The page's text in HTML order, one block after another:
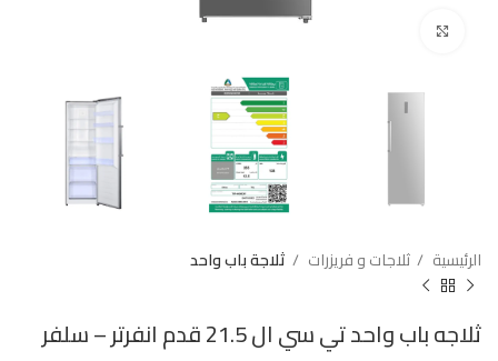
الرئيسية ثلاجات و فريزرات ثلاجة باب واحد
ثلاجه باب واحد تي سي ال 21.5 قدم انفرتر – سلفر